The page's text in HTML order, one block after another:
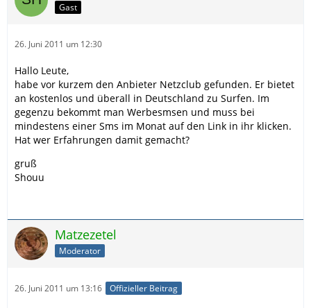
Gast
26. Juni 2011 um 12:30
Hallo Leute,
habe vor kurzem den Anbieter Netzclub gefunden. Er bietet
an kostenlos und überall in Deutschland zu Surfen. Im
gegenzu bekommt man Werbesmsen und muss bei
mindestens einer Sms im Monat auf den Link in ihr klicken.
Hat wer Erfahrungen damit gemacht?
gruß
Shouu
Matzezetel
Moderator
26. Juni 2011 um 13:16 Offizieller Beitrag